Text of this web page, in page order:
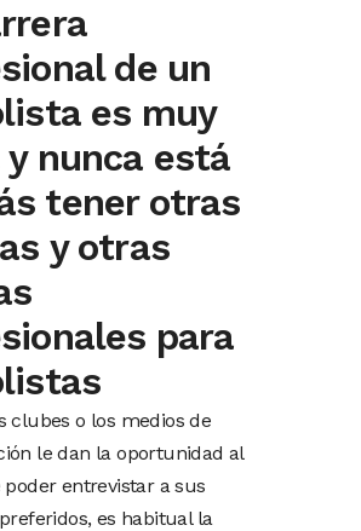
de un
es muy
nunca está
tener otras
y otras
para
clubes o los medios de
le dan la oportunidad al
entrevistar a sus
es habitual la